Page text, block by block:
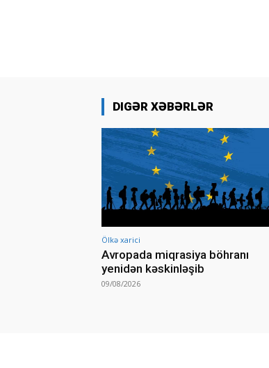
DIGƏR XƏBƏRLƏR
Ölkə xarici
Avropada miqrasiya böhranı
yenidən kəskinləşib
09/08/2026